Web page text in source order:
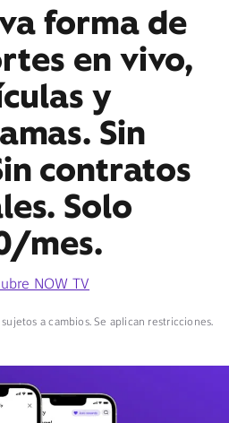
forma de
en vivo,
y
Sin
contratos
Solo
mes.
NOW TV
a cambios. Se aplican restricciones.